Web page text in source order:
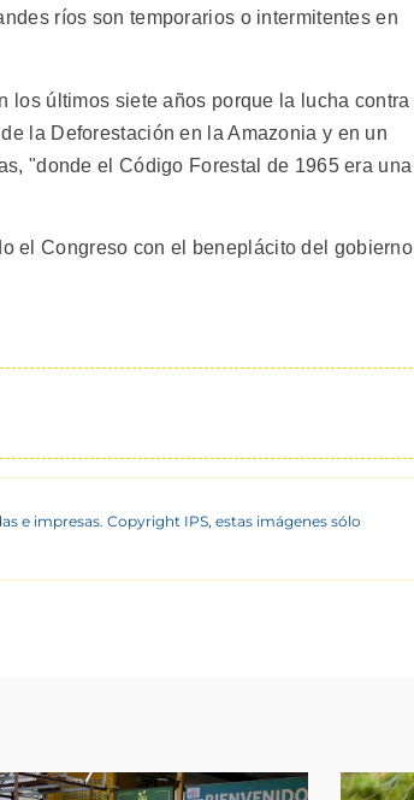
ríos son temporarios o intermitentes en
los últimos siete años porque la lucha contra
la Deforestación en la Amazonia y en un
"donde el Código Forestal de 1965 era una
el Congreso con el beneplácito del
e impresas. Copyright IPS, estas imágenes sólo